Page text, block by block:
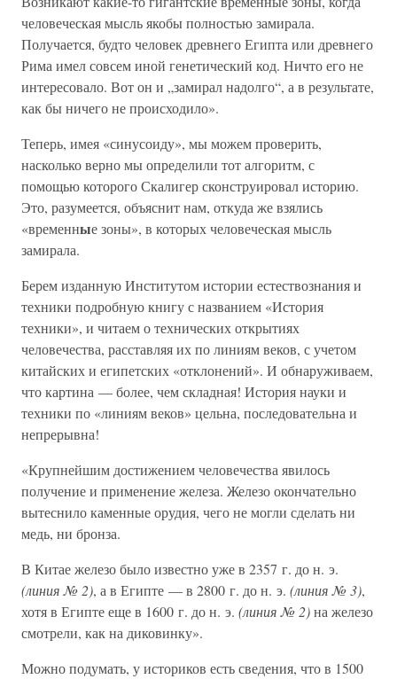
человеческая мысль якобы полностью замирала.
Получается, будто человек древнего Египта или древнего
Рима имел совсем иной генетический код. Ничто его не
интересовало. Вот он и „замирал надолго“, а в результате,
как бы ничего не происходило».
Теперь, имея «синусоиду», мы можем проверить,
насколько верно мы определили тот алгоритм, с
помощью которого Скалигер сконструировал историю.
Это, разумеется, объяснит нам, откуда же взялись
«временные зоны», в которых человеческая мысль
замирала.
Берем изданную Институтом истории естествознания и
техники подробную книгу с названием «История
техники», и читаем о технических открытиях
человечества, расставляя их по линиям веков, с учетом
китайских и египетских «отклонений». И обнаруживаем,
что картина — более, чем складная! История науки и
техники по «линиям веков» цельна, последовательна и
непрерывна!
«Крупнейшим достижением человечества явилось
получение и применение железа. Железо окончательно
вытеснило каменные орудия, чего не могли сделать ни
медь, ни бронза.
В Китае железо было известно уже в 2357 г. до н. э.
(линия № 2), а в Египте — в 2800 г. до н. э. (линия № 3),
хотя в Египте еще в 1600 г. до н. э. (линия № 2)на железо
смотрели, как на диковинку».
Можно подумать, у историков есть сведения, что в 1500